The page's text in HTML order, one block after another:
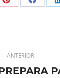
Share
Pinterest
Share
ANTERIOR